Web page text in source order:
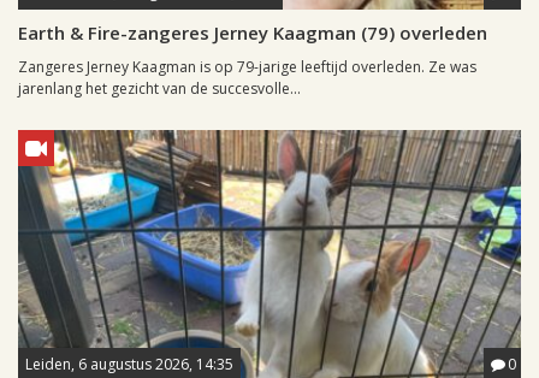
Earth & Fire-zangeres Jerney Kaagman (79) overleden
Zangeres Jerney Kaagman is op 79-jarige leeftijd overleden. Ze was
jarenlang het gezicht van de succesvolle...
Leiden, 6 augustus 2026, 14:35 0